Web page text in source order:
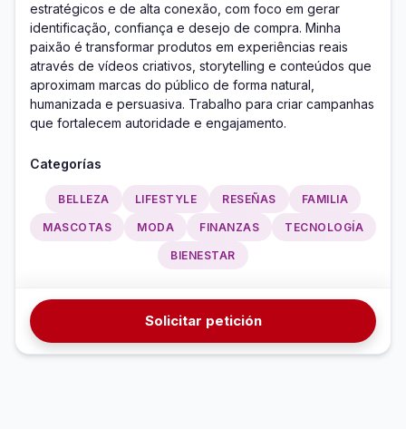
estratégicos e de alta conexão, com foco em gerar
identificação, confiança e desejo de compra. Minha
paixão é transformar produtos em experiências reais
através de vídeos criativos, storytelling e conteúdos que
aproximam marcas do público de forma natural,
humanizada e persuasiva. Trabalho para criar campanhas
que fortalecem autoridade e engajamento.
Categorías
BELLEZA LIFESTYLE RESEÑAS FAMILIA
MASCOTAS MODA FINANZAS TECNOLOGÍA
BIENESTAR
Solicitar petición